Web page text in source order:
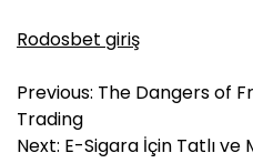
Rodosbet giriş
Y
a
z
Previous: The Dangers of
Trading
Next: E-Sigara İçin Tatlı ve